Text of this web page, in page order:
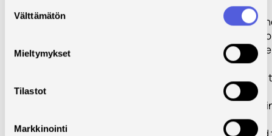
valinta
Välttämätön
Mieltymykset
Tilastot
Markkinointi
universities
implementing
governance
- To
results and
achievments of
project and the
experiences
by the Partner